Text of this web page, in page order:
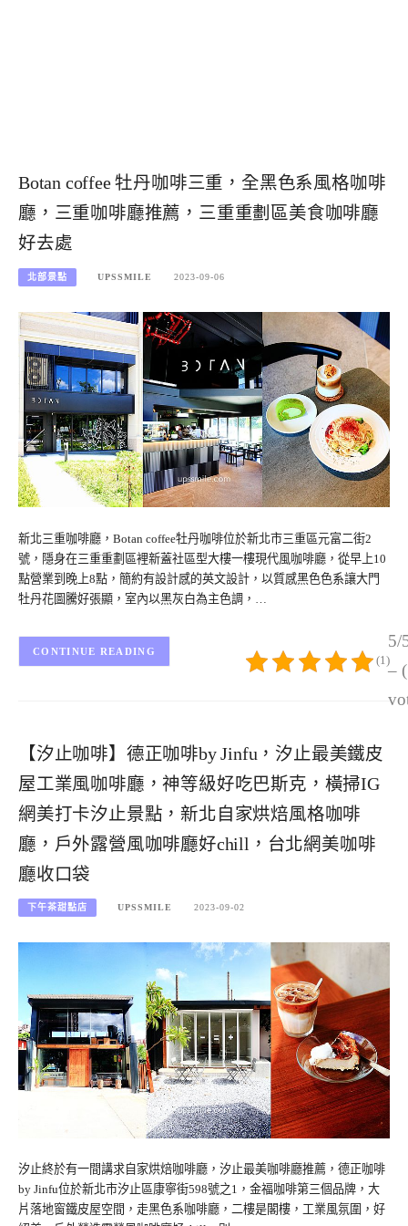
Botan coffee 牡丹咖啡三重，全黑色系風格咖啡
廳，三重咖啡廳推薦，三重重劃區美食咖啡廳
好去處
北部景點 UPSSMILE 2023-09-06
新北三重咖啡廳，Botan coffee牡丹咖啡位於新北市三重區元富二街2
號，隱身在三重重劃區裡新蓋社區型大樓一樓現代風咖啡廳，從早上10
點營業到晚上8點，簡約有設計感的英文設計，以質感黑色色系讓大門
牡丹花圖騰好張顯，室內以黑灰白為主色調，…
5/
–
(1)
CONTINUE READING
【汐止咖啡】德正咖啡by Jinfu，汐止最美鐵皮
屋工業風咖啡廳，神等級好吃巴斯克，橫掃IG
網美打卡汐止景點，新北自家烘焙風格咖啡
廳，戶外露營風咖啡廳好chill，台北網美咖啡
廳收口袋
下午茶甜點店 UPSSMILE 2023-09-02
汐止終於有一間講求自家烘焙咖啡廳，汐止最美咖啡廳推薦，德正咖啡
by Jinfu位於新北市汐止區康寧街598號之1，金福咖啡第三個品牌，大
片落地窗鐵皮屋空間，走黑色系咖啡廳，二樓是閣樓，工業風氛圍，好